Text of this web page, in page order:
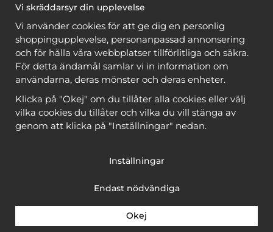
ner många mönstergratisoch få många
när du handlar garn till mönstret. Du ser vilka som
är
gratis när du är inloggad
Bli medlem
Copyright © 2026, Marks & Kattens AB
Vi skräddarsyr din upplevelse
Vi använder cookies för att ge dig en personlig
shoppingupplevelse, personanpassad annonsering
och för hålla våra webbplatser tillförlitliga och säkra.
För detta ändamål samlar vi in information om
användarna, deras mönster och deras enheter.
Klicka på "Okej" om du tillåter alla cookies eller välj
vilka cookies du tillåter och vilka du vill stänga av
genom att klicka på "Inställningar" nedan.
Inställningar
Endast nödvändiga
Okej